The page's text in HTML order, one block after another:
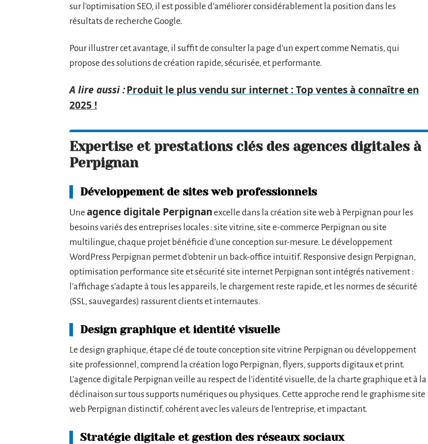
sur l’optimisation SEO, il est possible d’améliorer considérablement la position dans les
résultats de recherche Google.
Pour illustrer cet avantage, il suffit de consulter la page d’un expert comme Nematis, qui
propose des solutions de création rapide, sécurisée, et performante.
A lire aussi :Produit le plus vendu sur internet : Top ventes à connaître en
2025 !
Expertise et prestations clés des agences digitales à
Perpignan
Développement de sites web professionnels
Une agence digitale Perpignan excelle dans la création site web à Perpignan pour les
besoins variés des entreprises locales : site vitrine, site e-commerce Perpignan ou site
multilingue, chaque projet bénéficie d’une conception sur-mesure. Le développement
WordPress Perpignan permet d’obtenir un back-office intuitif. Responsive design Perpignan,
optimisation performance site et sécurité site internet Perpignan sont intégrés nativement :
l’affichage s’adapte à tous les appareils, le chargement reste rapide, et les normes de sécurité
(SSL, sauvegardes) rassurent clients et internautes.
Design graphique et identité visuelle
Le design graphique, étape clé de toute conception site vitrine Perpignan ou développement
site professionnel, comprend la création logo Perpignan, flyers, supports digitaux et print.
L’agence digitale Perpignan veille au respect de l’identité visuelle, de la charte graphique et à la
déclinaison sur tous supports numériques ou physiques. Cette approche rend le graphisme site
web Perpignan distinctif, cohérent avec les valeurs de l’entreprise, et impactant.
Stratégie digitale et gestion des réseaux sociaux